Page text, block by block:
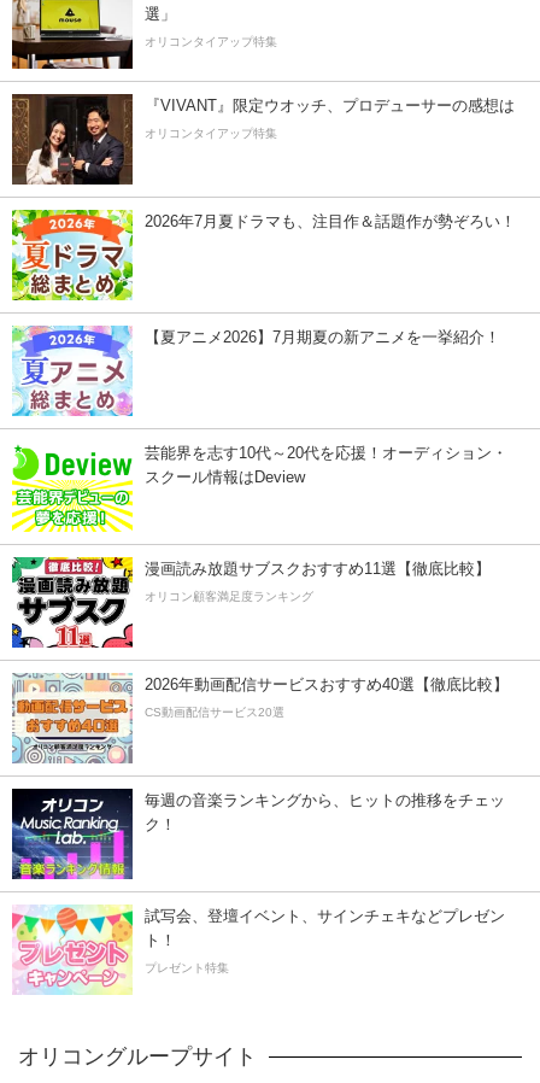
選」
オリコンタイアップ特集
『VIVANT』限定ウオッチ、プロデューサーの感想は
オリコンタイアップ特集
2026年7月夏ドラマも、注目作＆話題作が勢ぞろい！
【夏アニメ2026】7月期夏の新アニメを一挙紹介！
芸能界を志す10代～20代を応援！オーディション・
スクール情報はDeview
漫画読み放題サブスクおすすめ11選【徹底比較】
オリコン顧客満足度ランキング
2026年動画配信サービスおすすめ40選【徹底比較】
CS動画配信サービス20選
毎週の音楽ランキングから、ヒットの推移をチェッ
ク！
試写会、登壇イベント、サインチェキなどプレゼン
ト！
プレゼント特集
オリコングループサイト